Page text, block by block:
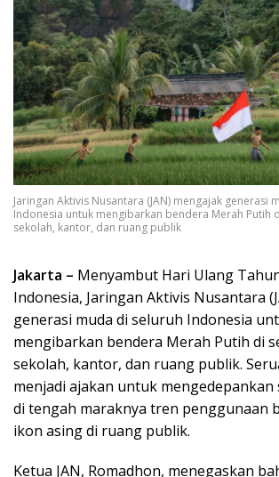
Jaringan Aktivis Nusantara (JAN) mengajak generasi
Indonesia untuk mengibarkan bendera Merah Putih
sekolah, kantor, dan ruang publik
Jakarta – Menyambut Hari Ulang
Indonesia, Jaringan Aktivis Nusantara
generasi muda di seluruh Indonesia
mengibarkan bendera Merah Putih di
sekolah, kantor, dan ruang publik.
menjadi ajakan untuk mengedepankan
di tengah maraknya tren penggunaan
ikon asing di ruang publik.
Ketua JAN, Romadhon, menegaskan